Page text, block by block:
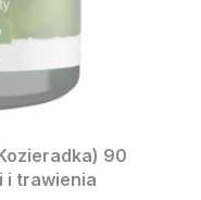
90
i trawienia